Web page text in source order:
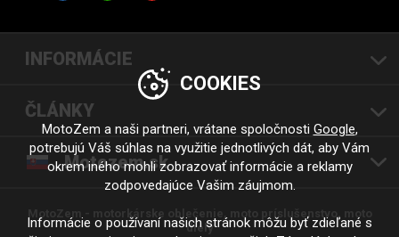
INFORMÁCIE
ČLÁNKY
Motozem.sk
MotoZem - motorkárske oblečenie, moto príslušenstvo, moto
diely
COOKIES
MotoZem a naši partneri, vrátane spoločnosti Google,
potrebujú Váš súhlas na využitie jednotlivých dát, aby Vám
okrem iného mohli zobrazovať informácie a reklamy
zodpovedajúce Vašim záujmom.
Informácie o používaní našich stránok môžu byť zdieľané s